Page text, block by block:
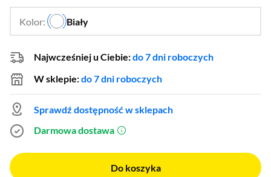
Kolor: Biały
…
Najwcześniej u Ciebie:do 7 dni roboczych
W sklepie:do 7 dni roboczych
Sprawdź dostępność w sklepach
Darmowa dostawa (otworzy się w nowym oknie)
Do koszyka